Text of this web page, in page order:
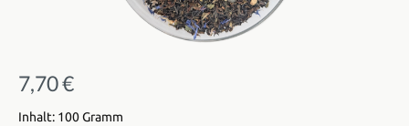
Regulärer Preis:
7,70 €
Inhalt: 100 Gramm